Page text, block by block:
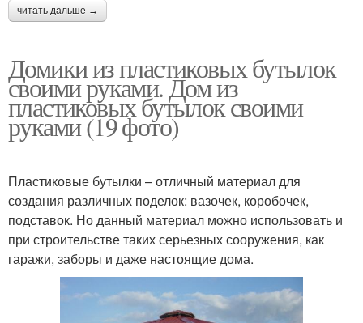
читать дальше →
Домики из пластиковых бутылок
своими руками. Дом из
пластиковых бутылок своими
руками (19 фото)
Пластиковые бутылки – отличный материал для
создания различных поделок: вазочек, коробочек,
подставок. Но данный материал можно использовать и
при строительстве таких серьезных сооружения, как
гаражи, заборы и даже настоящие дома.